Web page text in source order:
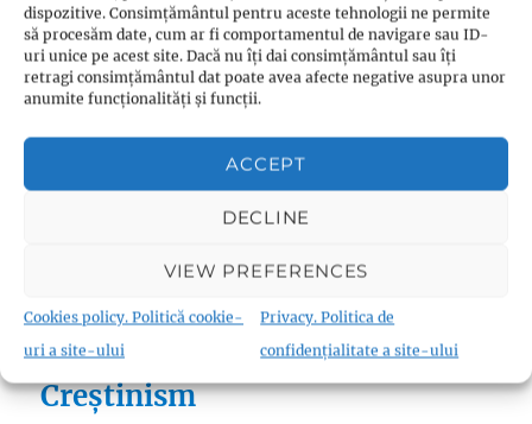
dispozitive. Consimțământul pentru aceste tehnologii ne permite
să procesăm date, cum ar fi comportamentul de navigare sau ID-
uri unice pe acest site. Dacă nu îți dai consimțământul sau îți
retragi consimțământul dat poate avea afecte negative asupra unor
anumite funcționalități și funcții.
ACCEPT
DECLINE
VIEW PREFERENCES
Cookies policy. Politică cookie-
uri a site-ului
Privacy. Politica de
confidențialitate a site-ului
Budism
Budismul în Japonia
(1)
Creștinism